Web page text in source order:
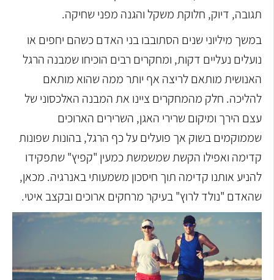
תגובה, דיוק, חלוקת משקל והגנה מפני שחיקה.
במשך מיליוני שנים הסתובבו בני האדם כשהם יחפים או
נועלים נעליים דקות, ומחקרים רבים הוכיחו שמבנה הרגל
האנושית מותאם לריצה אף יותר ממה שהוא מותאם
להליכה. חלק מהמחקרים ציינו את המבנה האלכסוני של
עצם הירך ומיקום שרירי האגן, השרירים הארוכים
שממוקמים בשוק אך פועלים על כף הרגל, בהונות שפונות
קדימה ואפילו הקשת שמשמשת כמעין "קפיץ" שתפקידו
להניע אותנו קדימה תוך חיסכון משמעותי באנרגיה. מכאן,
שהאדם "נולד לרוץ" בעיקר מרחקים ארוכים ובקצב איטי.